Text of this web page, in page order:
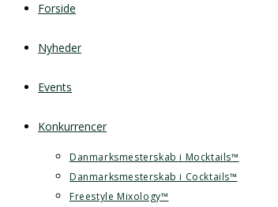
Forside
Nyheder
Events
Konkurrencer
Danmarksmesterskab i Mocktails™
Danmarksmesterskab i Cocktails™
Freestyle Mixology™